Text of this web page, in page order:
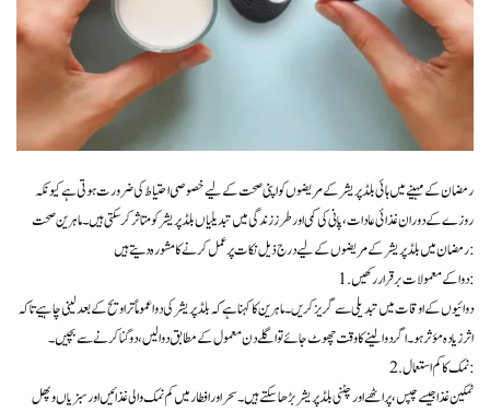
رمضان کے مہینے میں ہائی بلڈ پریشر کے مریضوں کو اپنی صحت کے لیے خصوصی احتیاط کی ضرورت ہوتی ہے کیونکہ
روزے کے دوران غذائی عادات، پانی کی کمی اور طرز زندگی میں تبدیلیاں بلڈ پریشر کو متاثر کر سکتی ہیں۔ ماہرین صحت
رمضان میں بلڈ پریشر کے مریضوں کے لیے درج ذیل نکات پر عمل کرنے کا مشورہ دیتے ہیں:
1. دوا کے معمولات برقرار رکھیں:
دوائیوں کے اوقات میں تبدیلی سے گریز کریں۔ ماہرین کا کہنا ہے کہ بلڈ پریشر کی دوا عموماً تراویح کے بعد لینی چاہیے تاکہ
اثر زیادہ مؤثر ہو۔ اگر دوا لینے کا وقت چھوٹ جائے تو اگلے دن معمول کے مطابق دوا لیں، دوگنا کرنے سے بچیں۔
2. نمک کا کم استعمال:
نمکین غذا جیسے چپس، پراٹھے اور چٹنی بلڈ پریشر بڑھا سکتے ہیں۔ سحر اور افطار میں کم نمک والی غذائیں اور سبزیاں و پھل